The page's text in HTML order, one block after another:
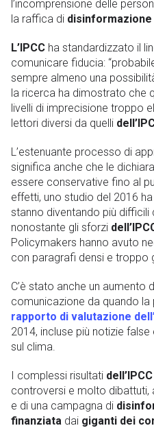
l’incomprensione delle
la raffica di
L’IPCC ha standardizzato il
comunicare fiducia:
sempre almeno una
la ricerca ha dimostrato che
livelli di imprecisione troppo
lettori diversi da quelli
L’estenuante processo di
significa anche che le
essere conservative fino al
effetti, uno studio del 2016
stanno diventando più difficili
nonostante gli sforzi
Policymakers hanno avuto
con paragrafi densi e troppo
C’è stato anche un aumento
comunicazione da quando la
rapporto di valutazione
2014, incluse più notizie
sul clima.
I complessi risultati dell’IPCC
controversi e molto dibattuti,
e di una campagna di
finanziata dai giganti dei